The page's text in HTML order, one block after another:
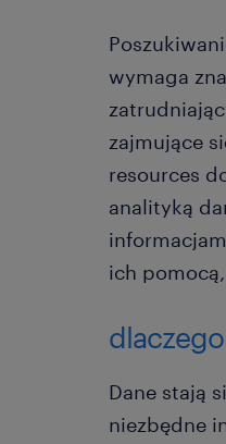
wymaga
zajmujące
resources
analityką
ich
Dane stają
niezbędne